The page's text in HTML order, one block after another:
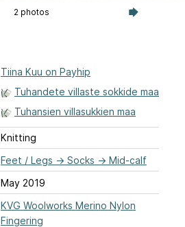
2 photos
Tiina Kuu on Payhip
Tuhandete villaste sokkide maa
Tuhansien villasukkien maa
Knitting
Feet / Legs → Socks → Mid-calf
May 2019
KVG Woolworks Merino Nylon
Fingering